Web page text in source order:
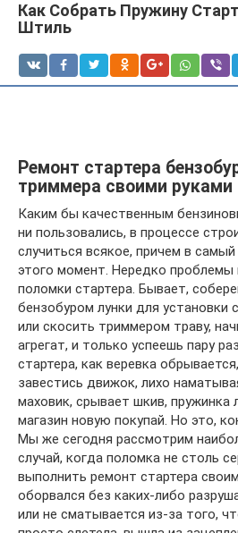
Как Собрать Пружину
Штиль
Ремонт стартера
триммера своими руками
Каким бы качественным
ни пользовались, в процессе
случиться всякое, причем в
этого момент. Нередко проблемы
поломки стартера. Бывает,
бензобуром лунки для установки
или скосить триммером траву,
агрегат, и только успеешь пару
стартера, как веревка
завестись движок, лихо
маховик, срывает шкив, пружинка
магазин новую покупай. Но это,
Мы же сегодня рассмотрим
случай, когда поломка не столь
выполнить ремонт стартера
оборвался без каких-либо
или не сматывается из-за того,